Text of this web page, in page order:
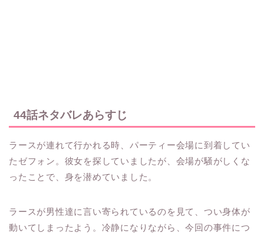
44話ネタバレあらすじ
ラースが連れて行かれる時、パーティー会場に到着してい
たゼフォン。彼女を探していましたが、会場が騒がしくな
ったことで、身を潜めていました。
ラースが男性達に言い寄られているのを見て、つい身体が
動いてしまったよう。冷静になりながら、今回の事件につ